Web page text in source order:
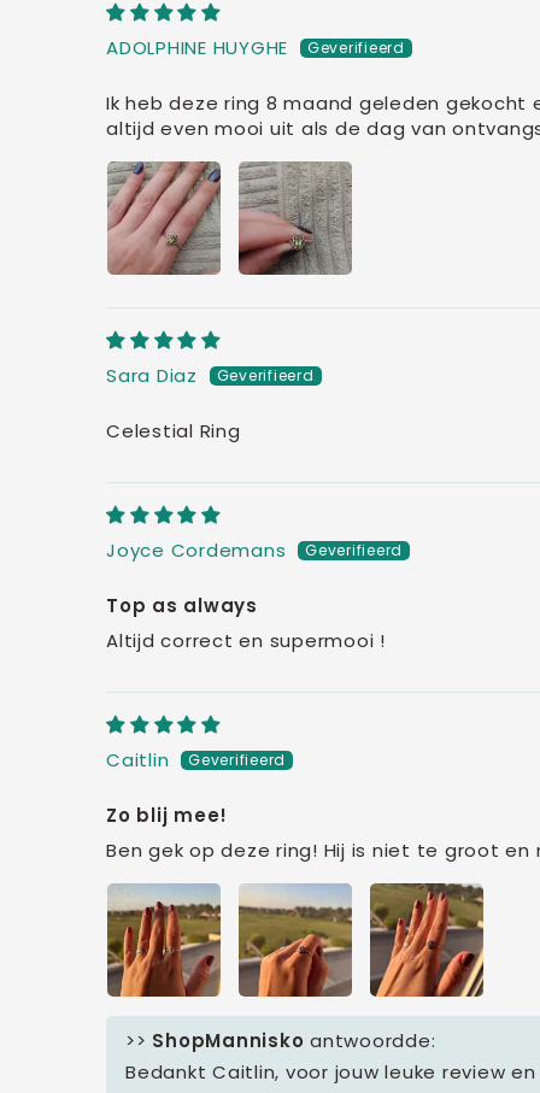
ADOLPHINE HUYGHE
Ik heb deze ring 8 maand geleden gekocht
altijd even mooi uit als de dag van
Sara Diaz
Celestial Ring
Joyce Cordemans
Top as always
Altijd correct en supermooi !
Caitlin
Zo blij mee!
Ben gek op deze ring! Hij is niet te groot
>> ShopMannisko antwoordde:
Bedankt Caitlin, voor jouw leuke review